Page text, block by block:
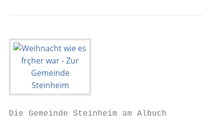
Die Gemeinde Steinheim am Albuch